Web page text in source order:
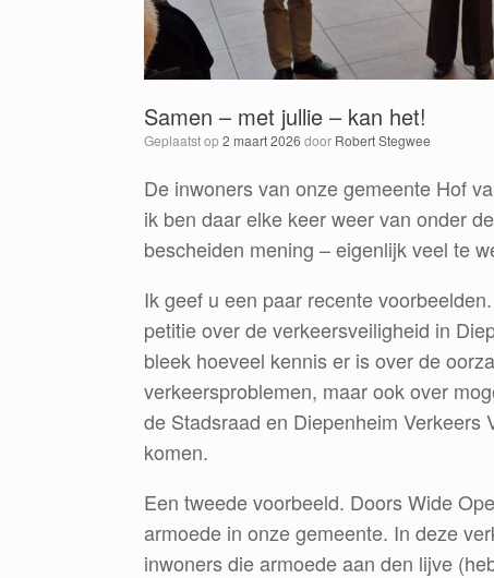
Samen – met jullie – kan het!
Geplaatst op2 maart 2026 door Robert Stegwee
De inwoners van onze gemeente Hof
ik ben daar elke keer weer van onder
bescheiden mening – eigenlijk veel te
Ik geef u een paar recente
petitie over de verkeersveiligheid in
bleek hoeveel kennis er is over de
verkeersproblemen, maar ook over
de Stadsraad en Diepenheim
komen.
Een tweede voorbeeld. Doors Wide
armoede in onze gemeente. In deze
inwoners die armoede aan den lijve